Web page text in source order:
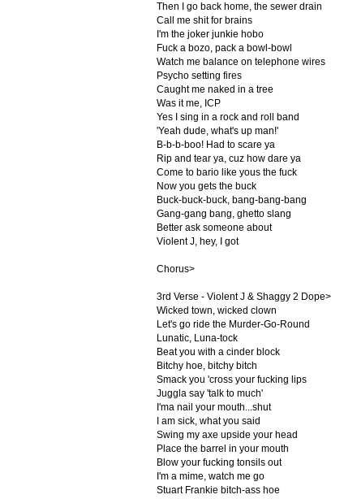
Then I go back home, the sewer drain
Call me shit for brains
I'm the joker junkie hobo
Fuck a bozo, pack a bowl-bowl
Watch me balance on telephone wires
Psycho setting fires
Caught me naked in a tree
Was it me, ICP
Yes I sing in a rock and roll band
'Yeah dude, what's up man!'
B-b-b-boo! Had to scare ya
Rip and tear ya, cuz how dare ya
Come to bario like yous the fuck
Now you gets the buck
Buck-buck-buck, bang-bang-bang
Gang-gang bang, ghetto slang
Better ask someone about
Violent J, hey, I got
Chorus>
3rd Verse - Violent J & Shaggy 2 Dope>
Wicked town, wicked clown
Let's go ride the Murder-Go-Round
Lunatic, Luna-tock
Beat you with a cinder block
Bitchy hoe, bitchy bitch
Smack you 'cross your fucking lips
Juggla say 'talk to much'
I'ma nail your mouth...shut
I am sick, what you said
Swing my axe upside your head
Place the barrel in your mouth
Blow your fucking tonsils out
I'm a mime, watch me go
Stuart Frankie bitch-ass hoe